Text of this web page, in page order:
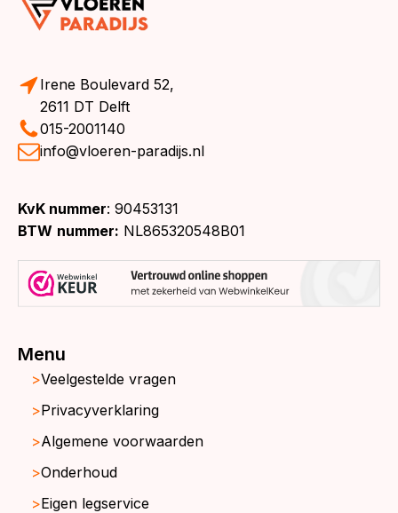
Irene Boulevard 52,
2611 DT Delft
015-2001140
info@vloeren-paradijs.nl
KvK nummer: 90453131
BTW nummer: NL865320548B01
Menu
Veelgestelde vragen
Privacyverklaring
Algemene voorwaarden
Onderhoud
Eigen legservice